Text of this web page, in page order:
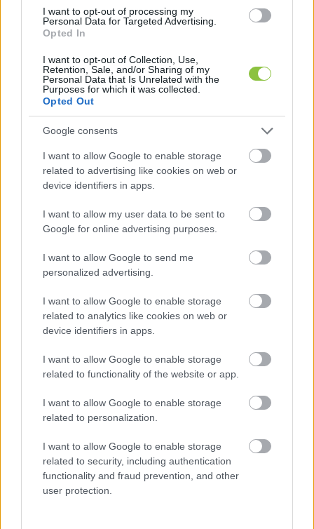
I want to opt-out of processing my
Personal Data for Targeted Advertising.
Opted In
I want to opt-out of Collection, Use,
Retention, Sale, and/or Sharing of my
Personal Data that Is Unrelated with the
Purposes for which it was collected.
Opted Out
Google consents
I want to allow Google to enable storage
related to advertising like cookies on web or
device identifiers in apps.
I want to allow my user data to be sent to
Google for online advertising purposes.
I want to allow Google to send me
personalized advertising.
I want to allow Google to enable storage
related to analytics like cookies on web or
device identifiers in apps.
I want to allow Google to enable storage
related to functionality of the website or app.
I want to allow Google to enable storage
related to personalization.
I want to allow Google to enable storage
related to security, including authentication
functionality and fraud prevention, and other
user protection.
dokumentumok szerint
Orbán Győző gánti bányacégétől, a Dolomit
Kőbányászati Kft.-től rendeltek
építőanyagokat az Abony-Fegyvernek
szakaszhoz, majd miután itt leállították a
munkát, az M4-es más szakaszain kezdett
dolgozni a cég.
Az Orbán cég építőanyagait szállították az
Üllő–Albertirsa, és az Albertirsa–Cegléd
közötti szakaszra (az előbbit 52,1 milliárd
forintból az Euroaszfalt és a Duna Aszfalt
konzorciuma, az utóbbit pedig 20,5 milliárd
forintból a Colas csoport építette).
Ugyancsak a Direkt36 cikke alapján számoltunk
be róla, hogy a Dolomit Kft. lényegesen
drágábban – esetenként 60-70-százalékkal
magasabb áron – árulja a termékeit, mint a főbb